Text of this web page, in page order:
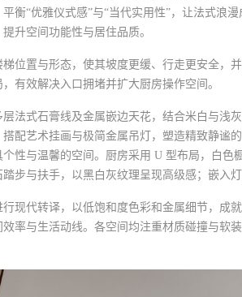
衡“优雅仪式感”与“当代实用性”，让法式浪
升空间功能性与居住品质。
位置与形态，使其坡度更缓、行走更安全，
有效解决入口拥堵并扩大厨房操作空间。
法式石膏线及金属嵌边天花，结合米白与浅
配艺术挂画与极简金属吊灯，塑造精致静谧
性与温馨的空间。厨房采用 U 型布局，白
步与扶手，以黑白灰纹理呈现高级感；嵌入
现代转译，以低饱和度色彩和金属细节，成
率与生活动线。各空间均注重材质碰撞与软